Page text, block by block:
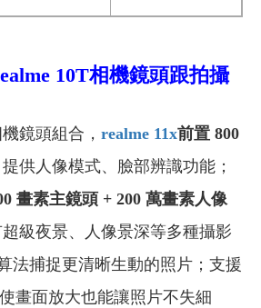
10T相機鏡頭跟拍攝
鏡頭組合， realme 11x前置 800
提供人像模式、臉部辨識功能；
畫素主鏡頭 + 200 萬畫素人像
超級夜景、人像景深等多種攝影
法捕捉更清晰生動的照片；支援
畫面放大也能讓照片不失細